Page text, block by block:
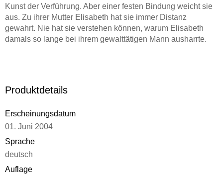
Kunst der Verführung. Aber einer festen Bindung weicht sie
aus. Zu ihrer Mutter Elisabeth hat sie immer Distanz
gewahrt. Nie hat sie verstehen können, warum Elisabeth
damals so lange bei ihrem gewalttätigen Mann ausharrte.
Ganz unerwartet reagiert Elisabeth mit großer Freude. Jacks
nieder und kehrt in die USA zurück. Katarina erwacht im
Krankenhaus, und plötzlich werden schlimme
Kindheitserinnerungen wach. Ist Gewalt vielleicht erblich,
nicht nur beim Täter, sondern auch beim Opfer? Katarina
spürt, dass sie mit ihrer Mutter sprechen muss. Endlich
finden die beiden Frauen einen Weg, einander näher zu
Produktdetails
Erscheinungsdatum
01. Juni 2004
Sprache
deutsch
Auflage